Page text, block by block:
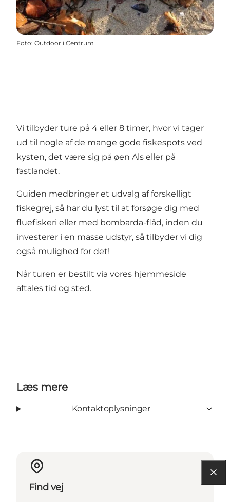
Foto: Outdoor i Centrum
Vi tilbyder ture på 4 eller 8 timer, hvor vi tager
ud til nogle af de mange gode fiskespots ved
kysten, det være sig på øen Als eller på
fastlandet.
Guiden medbringer et udvalg af forskelligt
fiskegrej, så har du lyst til at forsøge dig med
fluefiskeri eller med bombarda-flåd, inden du
investerer i en masse udstyr, så tilbyder vi dig
også mulighed for det!
Når turen er bestilt via vores hjemmeside
aftales tid og sted.
Læs mere
Kontaktoplysninger
Find vej